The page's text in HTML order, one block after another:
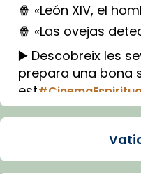
🍿 «León XIV, el
🍿 «Las ovejas
▶️ Descobreix les
prepara una bona
est
Imatge: Generada